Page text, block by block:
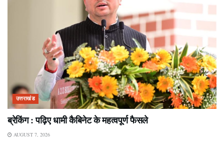
उत्तराखंड
ब्रेकिंग : पढ़िए धामी कैबिनेट के महत्वपूर्ण फैसले
AUGUST 7, 2026